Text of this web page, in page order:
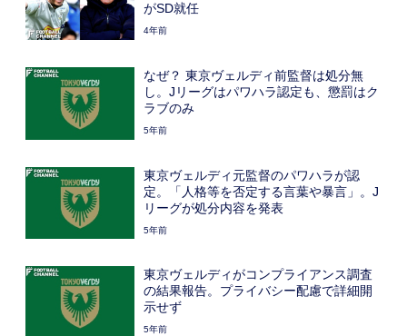
UEFA
高校サッカー
動画
がSD就任
4年前
なぜ？ 東京ヴェルディ前監督は処分無
し。Jリーグはパワハラ認定も、懲罰はク
ラブのみ
5年前
東京ヴェルディ元監督のパワハラが認
定。「人格等を否定する言葉や暴言」。J
リーグが処分内容を発表
5年前
東京ヴェルディがコンプライアンス調査
の結果報告。プライバシー配慮で詳細開
示せず
5年前